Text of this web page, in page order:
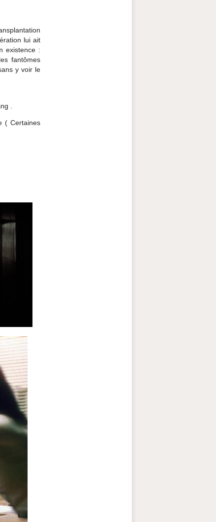
lui ait
existence :
fantômes
y voir le
.
( Certaines